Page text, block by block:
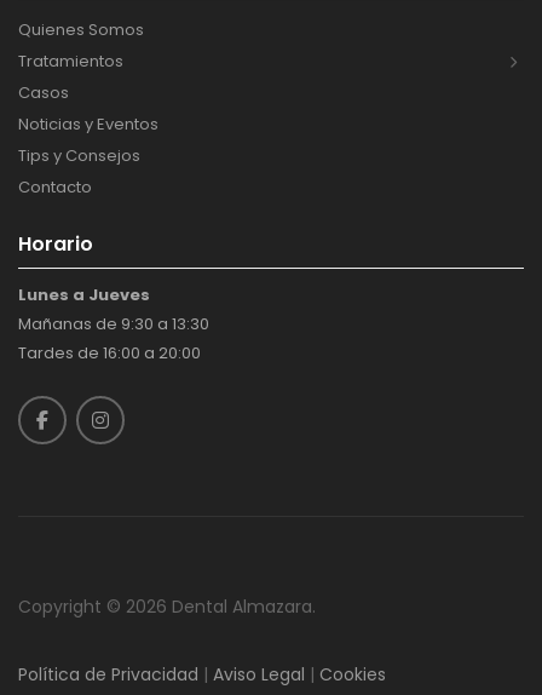
Quienes Somos
Tratamientos
Casos
Noticias y Eventos
Tips y Consejos
Contacto
Horario
Lunes a Jueves
Mañanas de 9:30 a 13:30
Tardes de 16:00 a 20:00
Copyright © 2026 Dental Almazara.​
Política de Privacidad | Aviso Legal | Cookies